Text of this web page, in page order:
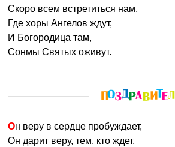
Скоро всем встретиться нам,
Где хоры Ангелов ждут,
И Богородица там,
Сонмы Святых оживут.
Он веру в сердце пробуждает,
Он дарит веру, тем, кто ждет,